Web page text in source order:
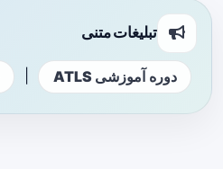
تبلیغات متنی
دوره آموزشی ATLS